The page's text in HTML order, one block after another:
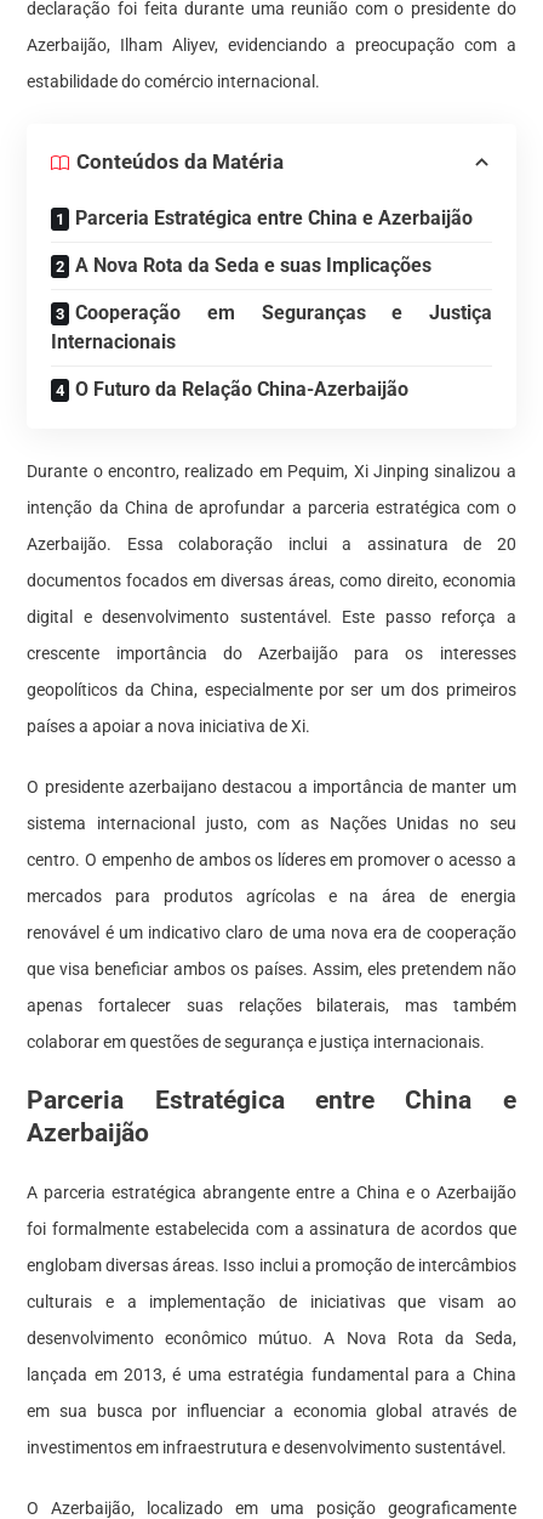
declaração foi feita durante uma reunião com o presidente do
Azerbaijão, Ilham Aliyev, evidenciando a preocupação com a
estabilidade do comércio internacional.
Conteúdos da Matéria
Parceria Estratégica entre China e Azerbaijão
A Nova Rota da Seda e suas Implicações
Cooperação em Seguranças e Justiça
Internacionais
O Futuro da Relação China-Azerbaijão
Durante o encontro, realizado em Pequim, Xi Jinping sinalizou a
intenção da China de aprofundar a parceria estratégica com o
Azerbaijão. Essa colaboração inclui a assinatura de 20
documentos focados em diversas áreas, como direito, economia
digital e desenvolvimento sustentável. Este passo reforça a
crescente importância do Azerbaijão para os interesses
geopolíticos da China, especialmente por ser um dos primeiros
países a apoiar a nova iniciativa de Xi.
O presidente azerbaijano destacou a importância de manter um
sistema internacional justo, com as Nações Unidas no seu
centro. O empenho de ambos os líderes em promover o acesso a
mercados para produtos agrícolas e na área de energia
renovável é um indicativo claro de uma nova era de cooperação
que visa beneficiar ambos os países. Assim, eles pretendem não
apenas fortalecer suas relações bilaterais, mas também
colaborar em questões de segurança e justiça internacionais.
Parceria Estratégica entre China e
Azerbaijão
A parceria estratégica abrangente entre a China e o Azerbaijão
foi formalmente estabelecida com a assinatura de acordos que
englobam diversas áreas. Isso inclui a promoção de intercâmbios
culturais e a implementação de iniciativas que visam ao
desenvolvimento econômico mútuo. A Nova Rota da Seda,
lançada em 2013, é uma estratégia fundamental para a China
em sua busca por influenciar a economia global através de
investimentos em infraestrutura e desenvolvimento sustentável.
O Azerbaijão, localizado em uma posição geograficamente